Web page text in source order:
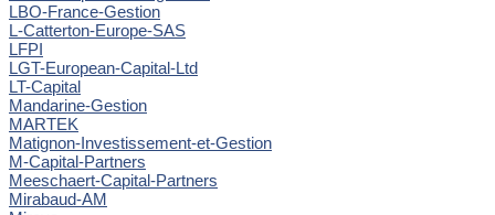
LBO-France-Gestion
L-Catterton-Europe-SAS
LFPI
LGT-European-Capital-Ltd
LT-Capital
Mandarine-Gestion
MARTEK
Matignon-Investissement-et-Gestion
M-Capital-Partners
Meeschaert-Capital-Partners
Mirabaud-AM